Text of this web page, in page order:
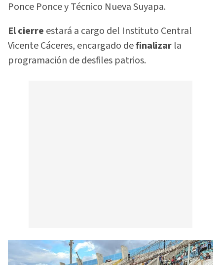
Ponce Ponce y Técnico Nueva Suyapa.
El cierre estará a cargo del Instituto Central
Vicente Cáceres, encargado definalizar la
programación de desfiles patrios.